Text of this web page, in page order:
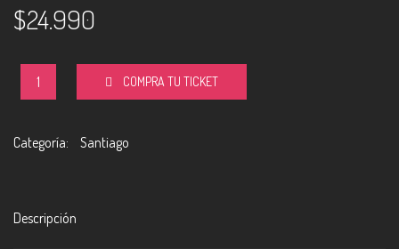
$24.990
Noche
Estelar
Viernes
COMPRA TU TICKET
Categoría: Santiago
Descripción